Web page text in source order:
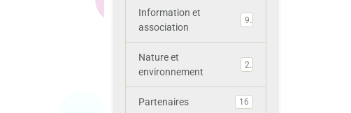
Information et
association
9
Nature et
environnement
2
Partenaires 16